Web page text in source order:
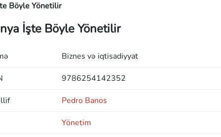
Böyle Yönetilir
İşte Böyle Yönetilir
Biznes və iqtisadiyyat
9786254142352
Pedro Banos
Yönetim